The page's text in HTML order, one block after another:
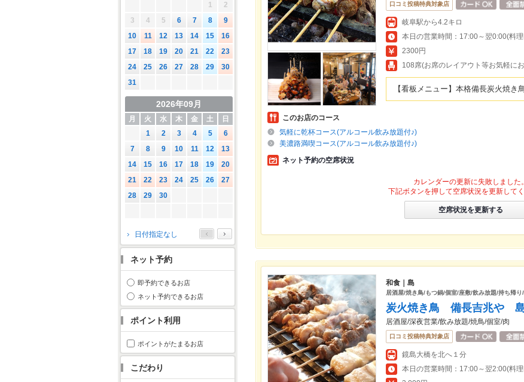
1
2
3
4 5 6 7 8
9
10
11 12 13 14 15
16
17
18 19 20 21 22
23
24
25 26 27 28 29
30
31
2026年09月
月 火 水 木 金 土
日
1
2 3 4 5
6
7
8 9 10 11 12
13
14
15 16 17 18 19
20
21
22 23 24 25 26
27
28
29 30
2026年10月
月 火 水 木 金 土
日
5
12
14 15 16
19
20 21 22 23 24
25
26
27 28 29
日付指定なし
ネット予約
即予約できるお店
ネット予約できるお店
ポイント利用
ポイントがたまるお店
こだわり
口コミ投稿特典対象店
岐阜駅から4.2キロ
本日の営業時間：17:00～翌0:00(料
2300円
108席(お席のレイアウト等お気軽に
【看板メニュー】本格備長炭火焼き
このお店のコース
気軽に乾杯コース(アルコール飲み放題付♪)
美濃路満喫コース(アルコール飲み放題付♪)
ネット予約の空席状況
カレンダーの更新に失敗しました。
下記ボタンを押して空席状況を更新してく
空席状況を更新する
和食｜島
居酒屋/焼き鳥/もつ鍋/個室/座敷/飲み放題/持ち帰
炭火焼き鳥 備長吉兆や
居酒屋/深夜営業/飲み放題/焼鳥/個室/肉
口コミ投稿特典対象店
鏡島大橋を北へ１分
本日の営業時間：17:00～翌2:00(料